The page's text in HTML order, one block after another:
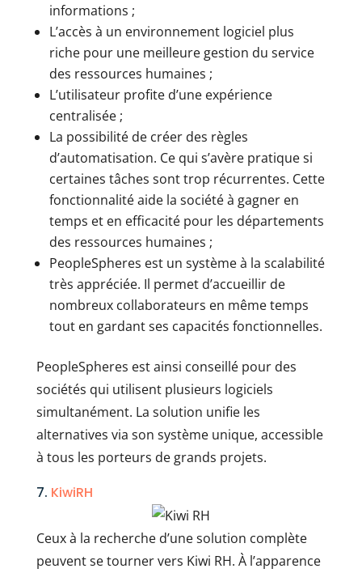
informations ;
L’accès à un environnement logiciel plus
riche pour une meilleure gestion du service
des ressources humaines ;
L’utilisateur profite d’une expérience
centralisée ;
La possibilité de créer des règles
d’automatisation. Ce qui s’avère pratique si
certaines tâches sont trop récurrentes. Cette
fonctionnalité aide la société à gagner en
temps et en efficacité pour les départements
des ressources humaines ;
PeopleSpheres est un système à la scalabilité
très appréciée. Il permet d’accueillir de
nombreux collaborateurs en même temps
tout en gardant ses capacités fonctionnelles.
PeopleSpheres est ainsi conseillé pour des
sociétés qui utilisent plusieurs logiciels
simultanément. La solution unifie les
alternatives via son système unique, accessible
à tous les porteurs de grands projets.
7. KiwiRH
Ceux à la recherche d’une solution complète
peuvent se tourner vers Kiwi RH. À l’apparence